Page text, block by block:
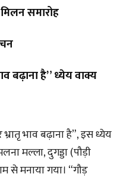
समारोह
बढ़ाना है” ध्येय वाक्य
भाव बढ़ाना है”, इस ध्येय
मल्ला, दुगड्डा (पौड़ी
से मनाया गया। “गौड़